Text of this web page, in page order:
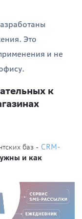
Это
и не
к
баз - CRM-
и как